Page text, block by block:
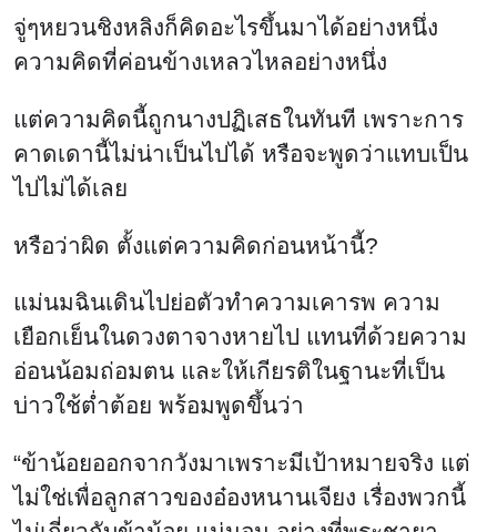
จู่ๆหยวนชิงหลิงก็คิดอะไรขึ้นมาได้อย่างหนึ่ง
ความคิดที่ค่อนข้างเหลวไหลอย่างหนึ่ง
แต่ความคิดนี้ถูกนางปฏิเสธในทันที เพราะการ
คาดเดานี้ไม่น่าเป็นไปได้ หรือจะพูดว่าแทบเป็น
ไปไม่ได้เลย
หรือว่าผิด ตั้งแต่ความคิดก่อนหน้านี้?
แม่นมฉินเดินไปย่อตัวทำความเคารพ ความ
เยือกเย็นในดวงตาจางหายไป แทนที่ด้วยความ
อ่อนน้อมถ่อมตน และให้เกียรติในฐานะที่เป็น
บ่าวใช้ต่ำต้อย พร้อมพูดขึ้นว่า
“ข้าน้อยออกจากวังมาเพราะมีเป้าหมายจริง แต่
ไม่ใช่เพื่อลูกสาวของอ๋องหนานเจียง เรื่องพวกนี้